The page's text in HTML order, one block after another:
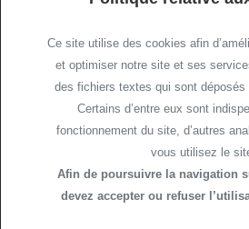
© 2021 CH Pays de
Plan de site
Politique de
Politique relative aux
Mentions légales
Ce site utilise des cookies afin
et optimiser notre site et ses
des fichiers textes qui sont déposés
Certains d’entre eux sont
fonctionnement du site, d’autres
vous utilisez le
Afin de poursuivre la navigation
devez accepter ou refuser